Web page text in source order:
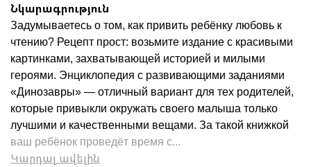
Նկարագրություն
Задумываетесь о том, как привить ребёнку любовь к
чтению? Рецепт прост: возьмите издание с красивыми
картинками, захватывающей историей и милыми
героями. Энциклопедия с развивающими заданиями
«Динозавры» — отличный вариант для тех родителей,
которые привыкли окружать своего малыша только
лучшими и качественными вещами. За такой книжкой
ваш ребёнок проведёт время с...
Կարդալ ավելին